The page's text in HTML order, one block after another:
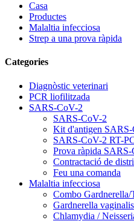
Casa
Productes
Malaltia infecciosa
Strep a una prova ràpida
Categories
Diagnòstic veterinari
PCR liofilitzada
SARS-CoV-2
SARS-CoV-2
Kit d'antigen
SARS-CoV-2 RT-
Prova ràpida
Contractació de
Feu una comanda
Malaltia infecciosa
Combo Gardnerella/
Gardnerella vaginalis
Chlamydia /